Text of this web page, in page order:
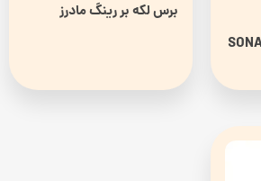
برس لکه بر رینگ مادرز